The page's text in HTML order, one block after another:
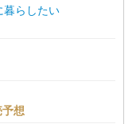
らしたい
想